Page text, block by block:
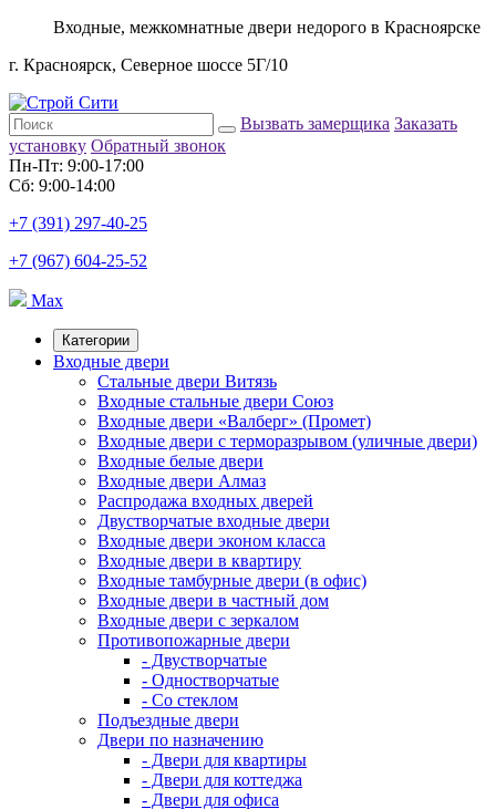
Входные, межкомнатные двери недорого в Красноярске
г. Красноярск, Северное шоссе 5Г/10
Вызвать замерщика Заказать
установку Обратный звонок
Пн-Пт: 9:00-17:00
Сб: 9:00-14:00
+7 (391) 297-40-25
+7 (967) 604-25-52
Max
Категории
Входные двери
Стальные двери Витязь
Входные стальные двери Союз
Входные двери «Валберг» (Промет)
Входные двери с терморазрывом (уличные двери)
Входные белые двери
Входные двери Алмаз
Распродажа входных дверей
Двустворчатые входные двери
Входные двери эконом класса
Входные двери в квартиру
Входные тамбурные двери (в офис)
Входные двери в частный дом
Входные двери с зеркалом
Противопожарные двери
- Двустворчатые
- Одностворчатые
- Со стеклом
Подъездные двери
Двери по назначению
- Двери для квартиры
- Двери для коттеджа
- Двери для офиса